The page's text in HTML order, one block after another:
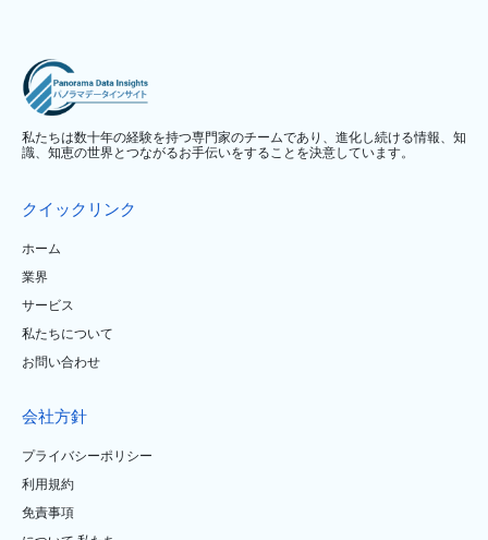
私たちは数十年の経験を持つ専門家のチームであり、進化し続ける情報、知
識、知恵の世界とつながるお手伝いをすることを決意しています。
クイックリンク
ホーム
業界
サービス
私たちについて
お問い合わせ
会社方針
プライバシーポリシー
利用規約
免責事項